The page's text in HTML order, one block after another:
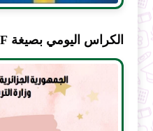
الكراس اليومي بصيغة PDF للأستاذات